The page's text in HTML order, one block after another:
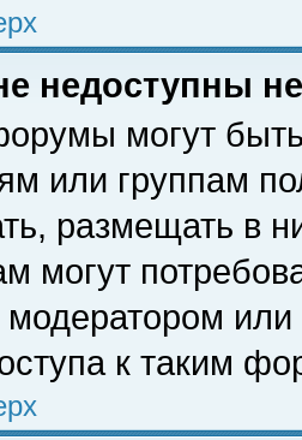
недоступны
могут
или группам
размещать в
могут
модератором
к таким